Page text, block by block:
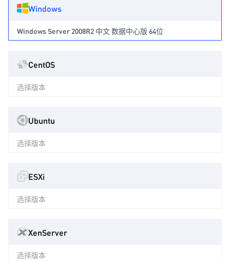
Windows
Windows Server 2008R2 中文 数据中心版 64位
CentOS
选择版本
Ubuntu
选择版本
ESXi
选择版本
XenServer
选择版本